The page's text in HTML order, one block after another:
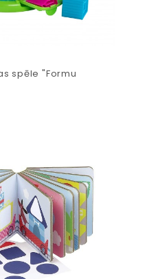
spēle "Formu